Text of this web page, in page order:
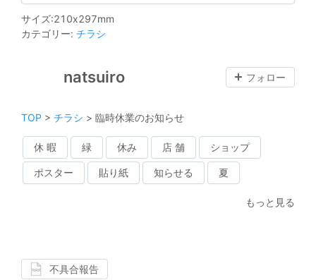
サイズ:210x297mm
カテゴリー: チラシ
natsuiro フォロー
TOP > チラシ > 臨時休業のお知らせ
休 暇 緑 休み 店 舗 ショップ
ポスター 貼り紙 知らせる 夏
もっと見る
不具合報告